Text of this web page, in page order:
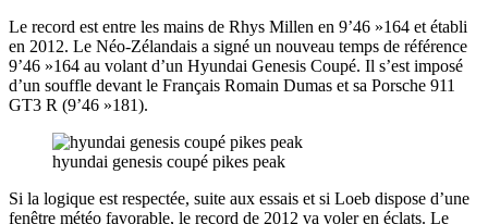
Le record est entre les mains de Rhys Millen en 9’46 »164 et établi
en 2012. Le Néo-Zélandais a signé un nouveau temps de référence
9’46 »164 au volant d’un Hyundai Genesis Coupé. Il s’est imposé
d’un souffle devant le Français Romain Dumas et sa Porsche 911
GT3 R (9’46 »181).
hyundai genesis coupé pikes peak
Si la logique est respectée, suite aux essais et si Loeb dispose d’une
fenêtre météo favorable, le record de 2012 va voler en éclats. Le